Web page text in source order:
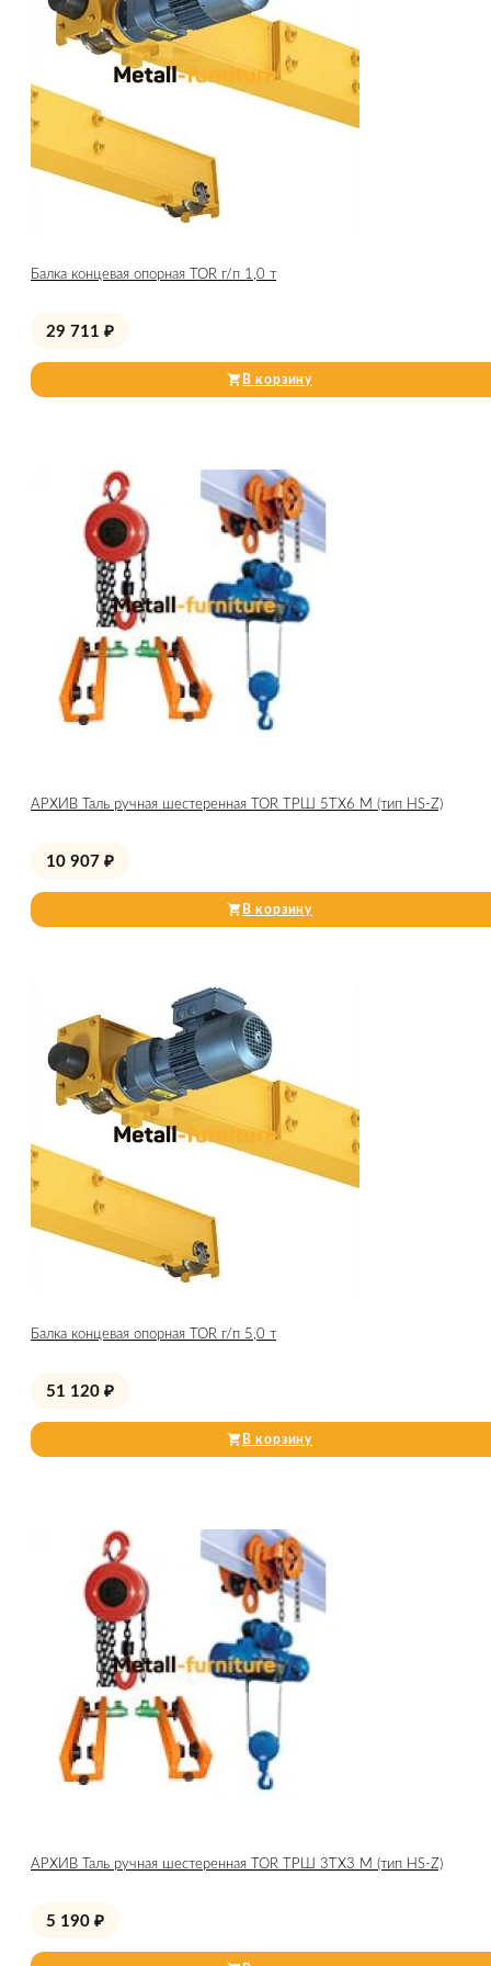
Балка концевая опорная TOR г/п 1,0 т
29 711 ₽
В корзину
АРХИВ Таль ручная шестеренная TOR ТРШ 5ТХ6 М (тип HS-Z)
10 907 ₽
В корзину
Балка концевая опорная TOR г/п 5,0 т
51 120 ₽
В корзину
АРХИВ Таль ручная шестеренная TOR ТРШ 3ТХ3 М (тип HS-Z)
5 190 ₽